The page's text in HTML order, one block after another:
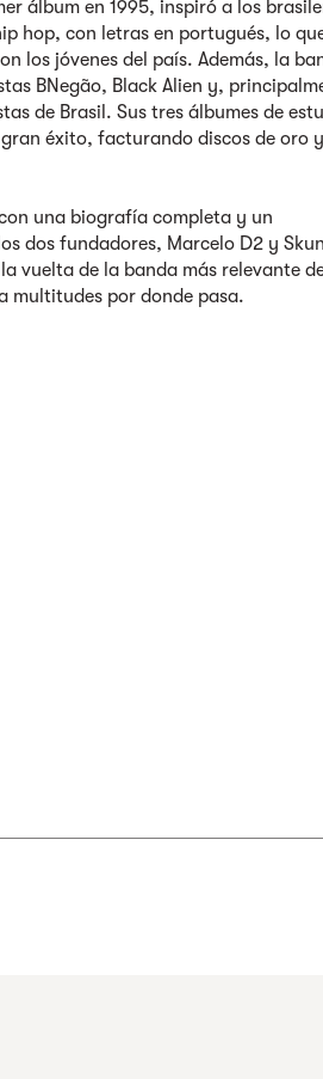
álbum en 1995, inspiró a los
hop, con letras en portugués, lo
los jóvenes del país. Además, la
BNegão, Black Alien y,
de Brasil. Sus tres álbumes de
éxito, facturando discos de oro y
una biografía completa y un
dos fundadores, Marcelo D2 y
vuelta de la banda más relevante
multitudes por donde pasa.